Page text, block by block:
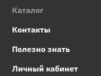
Каталог
Контакты
Полезно знать
Личный кабинет